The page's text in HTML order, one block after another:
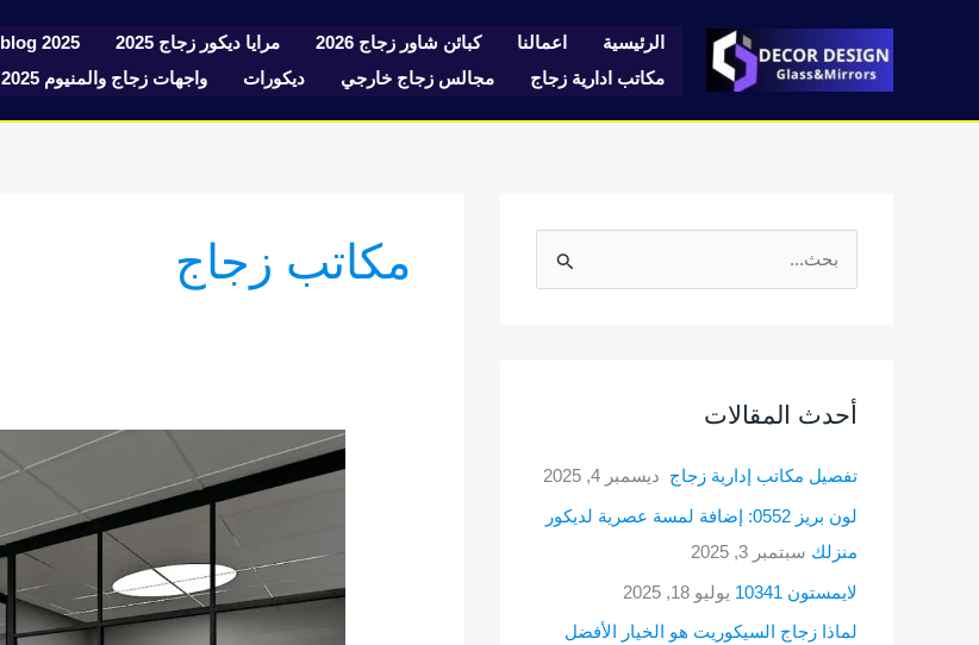
الرئيسية اعمالنا كبائن شاور زجاج 2026 مرايا ديكور زجاج 2025 blog 2025
مكاتب ادارية زجاج
مجالس زجاج خارجي ديكورات واجهات زجاج والمنيوم 2025
ث
ن
:
أحدث المقالات
تفصيل مكاتب إدارية زجاج ديسمبر 4, 2025
لون بريز 0552: إضافة لمسة عصرية لديكور
منزلك سبتمبر 3, 2025
لايمستون 10341
يوليو 18, 2025
لماذا زجاج السيكوريت هو الخيار الأفضل
مكاتب زجاج
تفصيل
مكاتب